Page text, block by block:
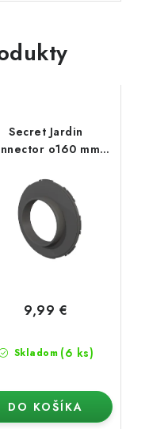
Secret Jardin
o160 mm -
25mm (Dark
Room)
Skladom (6 ks)
9,99 €
DO KOŠÍKA